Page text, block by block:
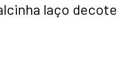
laço decote